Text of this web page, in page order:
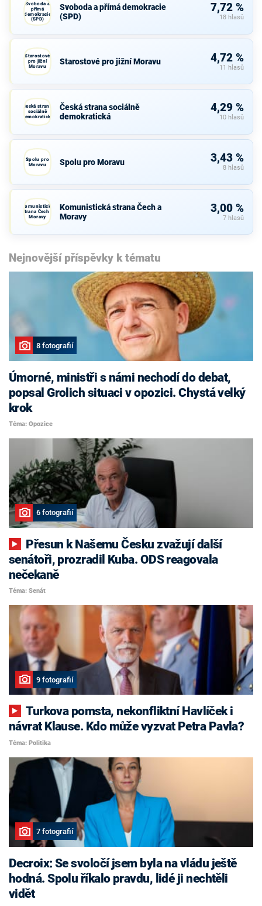
Svoboda a
přímá
demokracie
(SPD)
Svoboda a přímá demokracie
(SPD)
7,72 %
18 hlasů
Starostové
pro jižní
Moravu
Starostové pro jižní Moravu 4,72 %
11 hlasů
Česká strana
sociálně
demokratická
Česká strana sociálně
demokratická
4,29 %
10 hlasů
Spolu pro
Moravu
Spolu pro Moravu 3,43 %
8 hlasů
Komunistická
strana Čech a
Moravy
Komunistická strana Čech a
Moravy
3,00 %
7 hlasů
Nejnovější příspěvky k tématu
8 fotografií
Úmorné, ministři s námi nechodí do debat,
popsal Grolich situaci v opozici. Chystá velký
krok
Téma: Opozice
6 fotografií
senátoři, prozradil Kuba. ODS reagovala
nečekaně
Téma: Senát
9 fotografií
Turkova pomsta, nekonfliktní Havlíček i
návrat Klause. Kdo může vyzvat Petra Pavla?
Téma: Politika
7 fotografií
Decroix: Se svoločí jsem byla na vládu ještě
hodná. Spolu říkalo pravdu, lidé ji nechtěli
vidět